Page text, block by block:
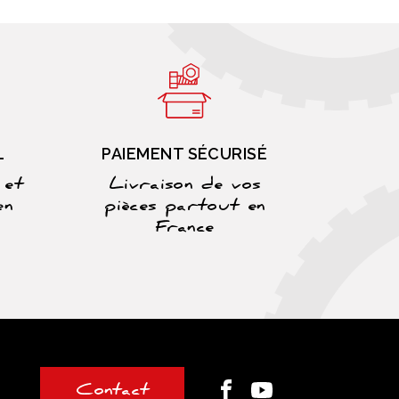
et
PAIEMENT SÉCURISÉ
Livraison de vos
pièces partout en
France
Contact